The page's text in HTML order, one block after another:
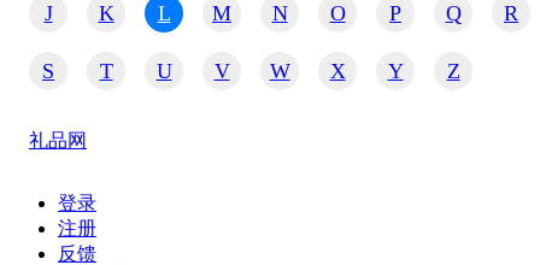
J K L M N O P Q R
S T U V W X Y Z
礼品网
登录
注册
反馈